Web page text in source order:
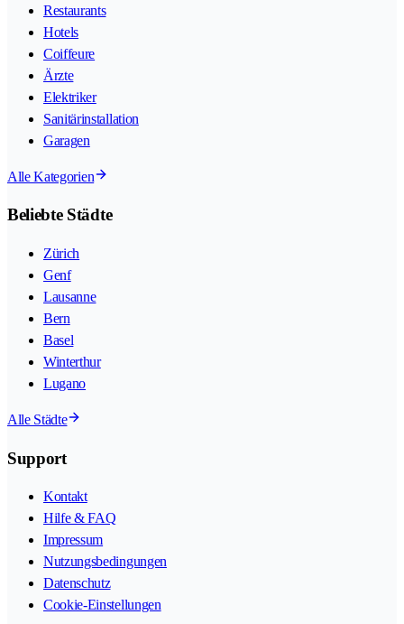
Restaurants
Hotels
Coiffeure
Ärzte
Elektriker
Sanitärinstallation
Garagen
Alle Kategorien
Beliebte Städte
Zürich
Genf
Lausanne
Bern
Basel
Winterthur
Lugano
Alle Städte
Support
Kontakt
Hilfe & FAQ
Impressum
Nutzungsbedingungen
Datenschutz
Cookie-Einstellungen